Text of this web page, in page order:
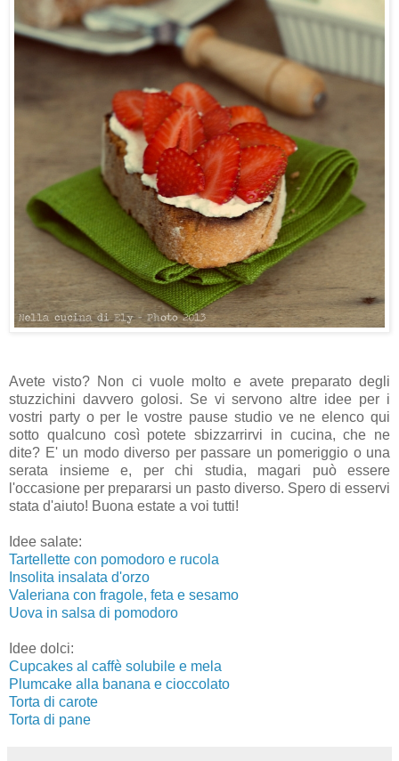
Avete visto? Non ci vuole molto e avete preparato degli
stuzzichini davvero golosi. Se vi servono altre idee per i
vostri party o per le vostre pause studio ve ne elenco qui
sotto qualcuno così potete sbizzarrirvi in cucina, che ne
dite? E' un modo diverso per passare un pomeriggio o una
serata insieme e, per chi studia, magari può essere
l'occasione per prepararsi un pasto diverso. Spero di esservi
stata d'aiuto! Buona estate a voi tutti!
Idee salate:
Tartellette con pomodoro e rucola
Insolita insalata d'orzo
Valeriana con fragole, feta e sesamo
Uova in salsa di pomodoro
Idee dolci:
Cupcakes al caffè solubile e mela
Plumcake alla banana e cioccolato
Torta di carote
Torta di pane